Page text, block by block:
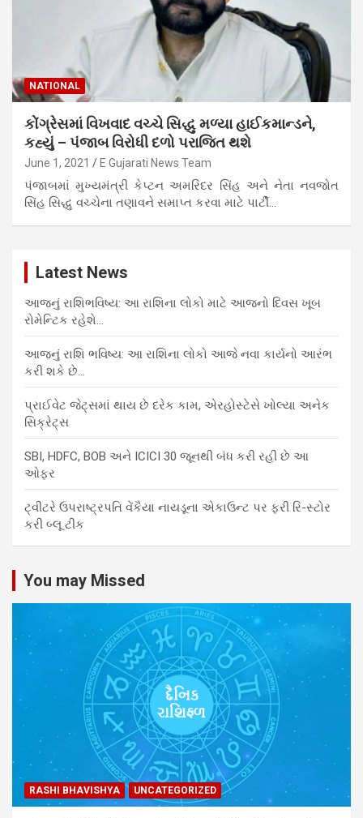
NATIONAL
કોંગ્રેસમાં વિખવાદ વચ્ચે સિદ્ધુ મળ્યા હાઈકમાન્ડને,
કહ્યું – પંજાબ વિરોધી દળો પરાજિત થશે
June 1, 2021 E Gujarati News Team
પંજાબમાં મુખ્યમંત્રી કેપ્ટન અમરિંદર સિંહ અને નેતા નવજોત
સિંહ સિદ્ધુ વચ્ચેના તણાવને સમાપ્ત કરવા માટે પાર્ટી…
Latest News
આજનું રાશિભવિષ્ય: આ રાશિના લોકો માટે આજનો દિવસ ખૂબ
રોમેન્ટિક રહેશે…
આજનું રાશિ ભવિષ્ય: આ રાશિના લોકો આજે નવા કાર્યનો આરંભ
કરી શકે છે…
પ્રાઈવેટ જેટ્સમાં થાય છે દરેક કામ, એરહોસ્ટેસે ખોલ્યા અનેક
સિક્રેટ્સ
SBI, HDFC, BOB અને ICICI 30 જૂનથી બંધ કરી રહી છે આ
ઓફર
ટ્વીટરે ઉપરાષ્ટ્રપતિ વેંકૈયા નાયડૂના એકાઉન્ટ પર ફરી રિ-સ્ટોર
કરી બ્લૂ ટીક
You may Missed
RASHI BHAVISHYA UNCATEGORIZED